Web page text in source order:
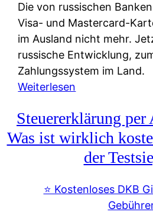
n
a
t
i
v
e
&
f
r
e
Die von russischen
Visa- und Mastercard-
im Ausland nicht mehr.
russische Entwicklung,
Zahlungssystem im Land.
Weiterlesen
a
h
g
Steuererklärung
Was ist wirklich
der
⭐️ Kostenloses DKB